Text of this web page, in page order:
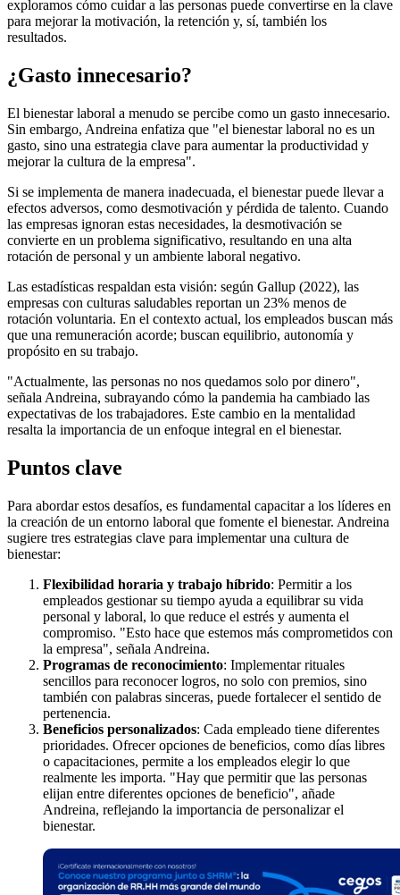
exploramos cómo cuidar a las personas puede convertirse en la clave
para mejorar la motivación, la retención y, sí, también los
resultados.
¿Gasto innecesario?
El bienestar laboral a menudo se percibe como un gasto innecesario.
Sin embargo, Andreina enfatiza que "el bienestar laboral no es un
gasto, sino una estrategia clave para aumentar la productividad y
mejorar la cultura de la empresa".
Si se implementa de manera inadecuada, el bienestar puede llevar a
efectos adversos, como desmotivación y pérdida de talento. Cuando
las empresas ignoran estas necesidades, la desmotivación se
convierte en un problema significativo, resultando en una alta
rotación de personal y un ambiente laboral negativo.
Las estadísticas respaldan esta visión: según Gallup (2022), las
empresas con culturas saludables reportan un 23% menos de
rotación voluntaria. En el contexto actual, los empleados buscan más
que una remuneración acorde; buscan equilibrio, autonomía y
propósito en su trabajo.
"Actualmente, las personas no nos quedamos solo por dinero",
señala Andreina, subrayando cómo la pandemia ha cambiado las
expectativas de los trabajadores. Este cambio en la mentalidad
resalta la importancia de un enfoque integral en el bienestar.
Puntos clave
Para abordar estos desafíos, es fundamental capacitar a los líderes en
la creación de un entorno laboral que fomente el bienestar. Andreina
sugiere tres estrategias clave para implementar una cultura de
bienestar:
Flexibilidad horaria y trabajo híbrido: Permitir a los
empleados gestionar su tiempo ayuda a equilibrar su vida
personal y laboral, lo que reduce el estrés y aumenta el
compromiso. "Esto hace que estemos más comprometidos con
la empresa", señala Andreina.
Programas de reconocimiento: Implementar rituales
sencillos para reconocer logros, no solo con premios, sino
también con palabras sinceras, puede fortalecer el sentido de
pertenencia.
Beneficios personalizados: Cada empleado tiene diferentes
prioridades. Ofrecer opciones de beneficios, como días libres
o capacitaciones, permite a los empleados elegir lo que
realmente les importa. "Hay que permitir que las personas
elijan entre diferentes opciones de beneficio", añade
Andreina, reflejando la importancia de personalizar el
bienestar.